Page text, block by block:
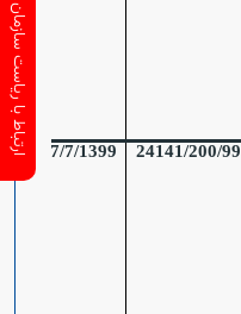
24141/200/99
27/7/1399 ارتباط با ریاست سازمان